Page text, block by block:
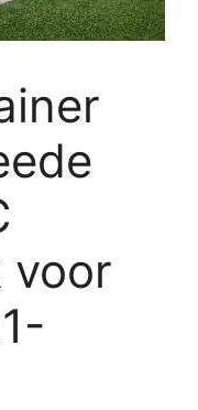
voor